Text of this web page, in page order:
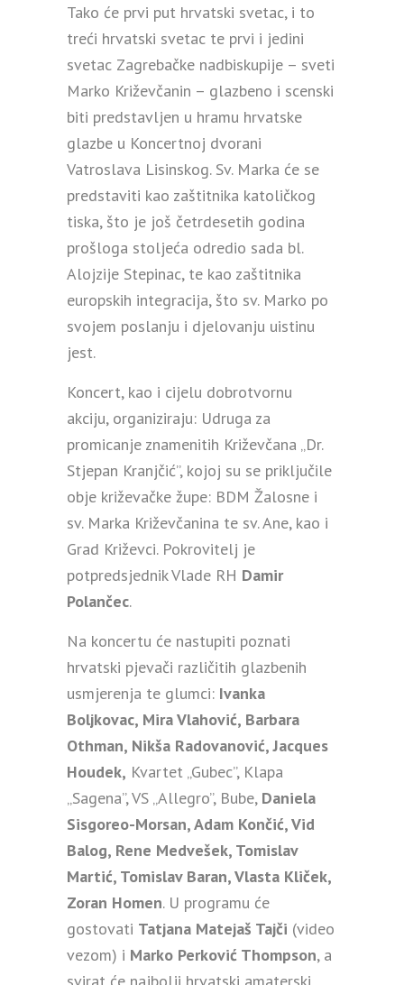
Tako će prvi put hrvatski svetac, i to
treći hrvatski svetac te prvi i jedini
svetac Zagrebačke nadbiskupije – sveti
Marko Križevčanin – glazbeno i scenski
biti predstavljen u hramu hrvatske
glazbe u Koncertnoj dvorani
Vatroslava Lisinskog. Sv. Marka će se
predstaviti kao zaštitnika katoličkog
tiska, što je još četrdesetih godina
prošloga stoljeća odredio sada bl.
Alojzije Stepinac, te kao zaštitnika
europskih integracija, što sv. Marko po
svojem poslanju i djelovanju uistinu
jest.
Koncert, kao i cijelu dobrotvornu
akciju, organiziraju: Udruga za
promicanje znamenitih Križevčana „Dr.
Stjepan Kranjčić”, kojoj su se priključile
obje križevačke župe: BDM Žalosne i
sv. Marka Križevčanina te sv. Ane, kao i
Grad Križevci. Pokrovitelj je
potpredsjednik Vlade RH Damir
Polančec.
Na koncertu će nastupiti poznati
hrvatski pjevači različitih glazbenih
usmjerenja te glumci: Ivanka
Boljkovac, Mira Vlahović, Barbara
Othman, Nikša Radovanović, Jacques
Houdek, Kvartet „Gubec”, Klapa
„Sagena”, VS „Allegro”, Bube, Daniela
Sisgoreo-Morsan, Adam Končić, Vid
Balog, Rene Medvešek, Tomislav
Martić, Tomislav Baran, Vlasta Kliček,
Zoran Homen. U programu će
gostovati Tatjana Matejaš Tajči (video
vezom) i Marko Perković Thompson, a